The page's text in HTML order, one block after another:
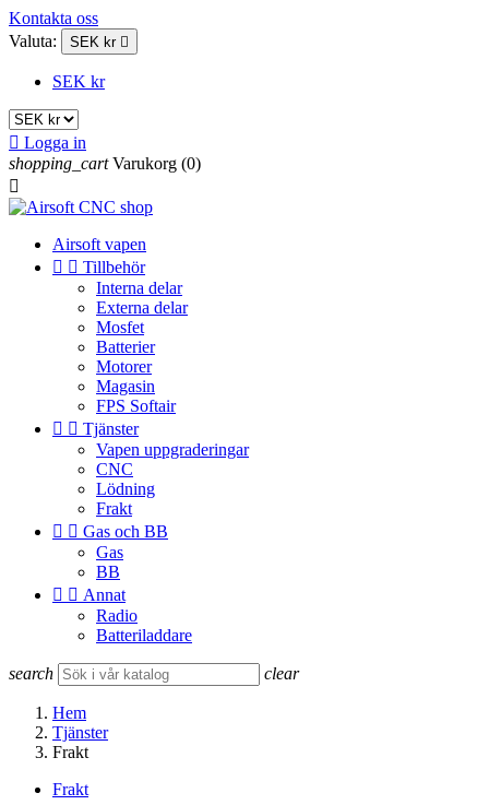
Kontakta oss
Valuta:
SEK kr 
SEK kr
 Logga in
shopping_cart Varukorg (0)

Airsoft vapen
  Tillbehör
Interna delar
Externa delar
Mosfet
Batterier
Motorer
Magasin
FPS Softair
  Tjänster
Vapen uppgraderingar
CNC
Lödning
Frakt
  Gas och BB
Gas
BB
  Annat
Radio
Batteriladdare
search clear
Hem
Tjänster
Frakt
Frakt